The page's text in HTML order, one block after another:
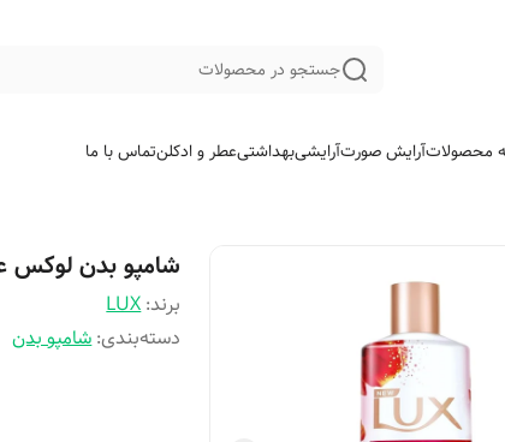
جستجو در محصولات
محصولاتآرایش صورتآرایشیبهداشتیعطر و ادکلنتماس با ما
شامپو بدن لوکس
برند:LUX
دسته‌بندی:شامپو بدن